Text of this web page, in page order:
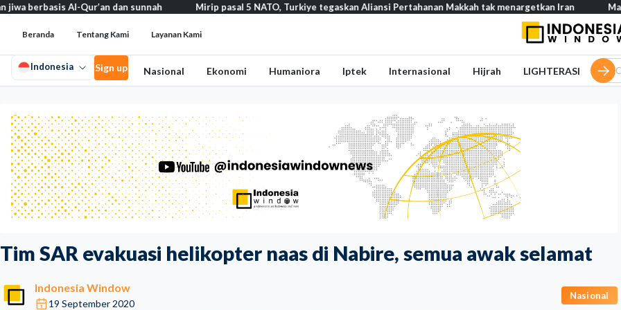
Tim SAR evakuasi helikopter naas di Nabire, semua awak selamat
Indonesia Window
19 September 2020
Nasional
Al-Qur’an dan sunnah Mirip pasal 5 NATO, Turkiye tegaskan Aliansi Pertahanan Makkah tak menargetkan Iran Mau buka
Beranda Tentang Kami Layanan Kami
Indonesia Sign up Nasional Ekonomi Humaniora Iptek Internasional Hijrah LIGHTERASI